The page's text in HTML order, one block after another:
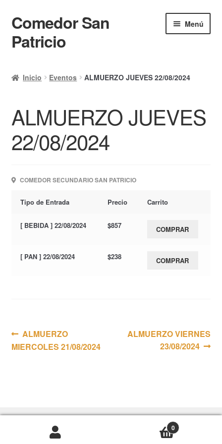
Ir
a
la
Ir
al
contenido
Comedor San
Patricio
Menú
Calendario
Mi cuenta
Ayuda Rapida
Finalizar compra
Inicio Eventos ALMUERZO JUEVES 22/08/2024
ALMUERZO JUEVES
22/08/2024
COMEDOR SECUNDARIO SAN PATRICIO
Tipo de Entrada Precio Carrito
[ BEBIDA ] 22/08/2024 $857 COMPRAR
[ PAN ] 22/08/2024 $238 COMPRAR
Navegación
de
Anterior:
ALMUERZO
MIERCOLES 21/08/2024
Siguiente:
ALMUERZO VIERNES
23/08/2024
0